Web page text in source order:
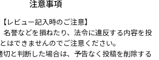
注意事項
【レビュー記入時のご注意】
名誉などを損ねたり、法令に違反する内容を投
はできませんのでご注意ください。
切と判断した場合は、予告なく投稿を削除する